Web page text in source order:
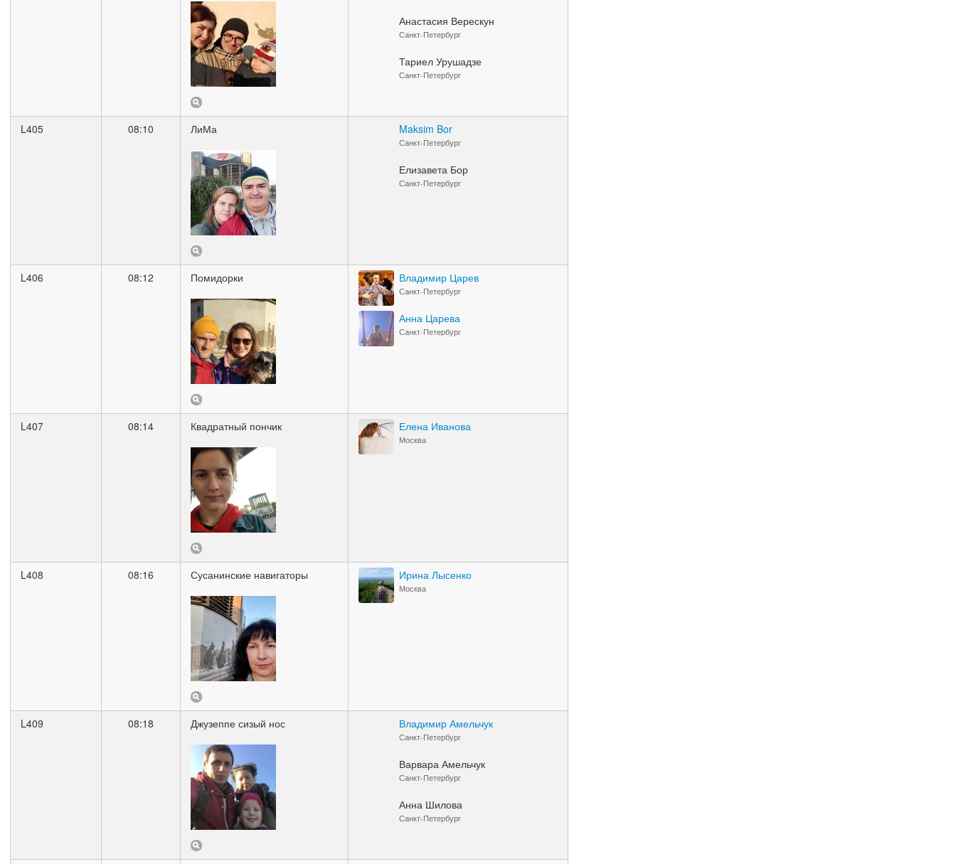
Анастасия Верескун
Санкт-Петербург
Тариел Урушадзе
Санкт-Петербург
L405 08:10 ЛиМа Maksim Bor
Санкт-Петербург
Елизавета Бор
Санкт-Петербург
L406 08:12 Помидорки Владимир Царев
Санкт-Петербург
Анна Царева
Санкт-Петербург
L407 08:14 Квадратный пончик Елена Иванова
Москва
L408 08:16 Сусанинские навигаторы Ирина Лысенко
Москва
L409 08:18 Джузеппе сизый нос Владимир Амельчук
Санкт-Петербург
Варвара Амельчук
Санкт-Петербург
Анна Шилова
Санкт-Петербург